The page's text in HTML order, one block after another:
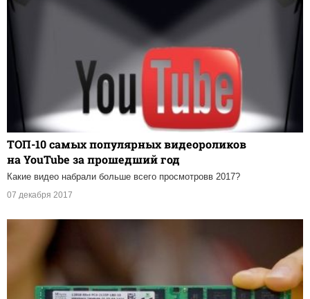
ТОП-10 самых популярных видеороликов
на YouTube за прошедший год
Какие видео набрали больше всего просмотровв 2017?
07 декабря 2017